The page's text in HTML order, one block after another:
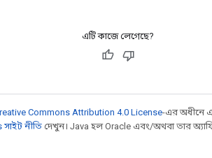
এটি কাজে লেগেছে?
Commons Attribution 4.0 License-এর অধীনে
নীতি দেখুন। Java হল Oracle এবং/অথবা তার